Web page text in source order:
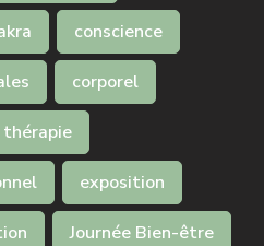
conscience
corporel
thérapie
exposition
Journée Bien-être